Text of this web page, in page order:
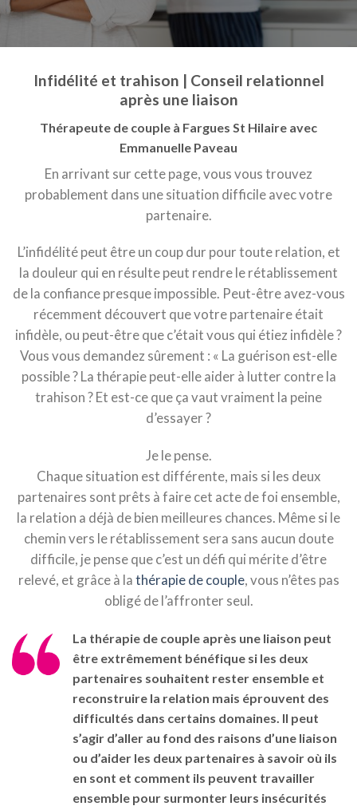
Infidélité et trahison | Conseil relationnel
après une liaison
Thérapeute de couple à Fargues St Hilaire avec
Emmanuelle Paveau
En arrivant sur cette page, vous vous trouvez
probablement dans une situation difficile avec votre
partenaire.
L’infidélité peut être un coup dur pour toute relation, et
la douleur qui en résulte peut rendre le rétablissement
de la confiance presque impossible. Peut-être avez-vous
récemment découvert que votre partenaire était
infidèle, ou peut-être que c’était vous qui étiez infidèle ?
Vous vous demandez sûrement : « La guérison est-elle
possible ? La thérapie peut-elle aider à lutter contre la
trahison ? Et est-ce que ça vaut vraiment la peine
d’essayer ?
Je le pense.
Chaque situation est différente, mais si les deux
partenaires sont prêts à faire cet acte de foi ensemble,
la relation a déjà de bien meilleures chances. Même si le
chemin vers le rétablissement sera sans aucun doute
difficile, je pense que c’est un défi qui mérite d’être
relevé, et grâce à lathérapie de couple, vous n’êtes pas
obligé de l’affronter seul.
La thérapie de couple après une liaison peut
être extrêmement bénéfique si les deux
partenaires souhaitent rester ensemble et
reconstruire la relation mais éprouvent des
difficultés dans certains domaines. Il peut
s’agir d’aller au fond des raisons d’une liaison
ou d’aider les deux partenaires à savoir où ils
en sont et comment ils peuvent travailler
ensemble pour surmonter leurs insécurités